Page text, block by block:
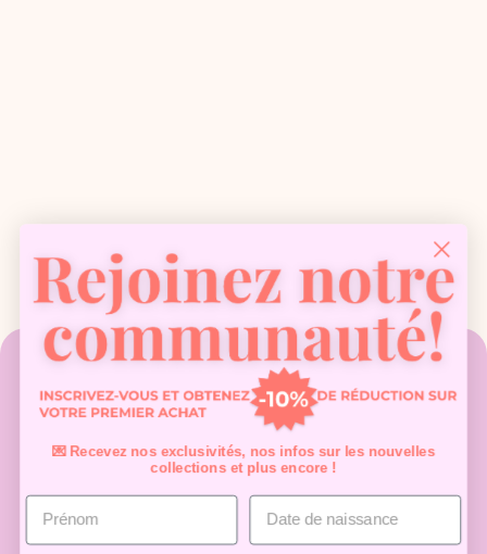
ContactQuestions fréquentes
Politique de confidentialité Politique d'expédition
Politique de remboursement
A propos de nousStarter Kits
Vernis semi permanentTendances Soins
Conseils et astuces
Concernant notre semi permanent
💌 Recevez nos exclusivités, nos infos sur les nouvelles
collections et plus encore !